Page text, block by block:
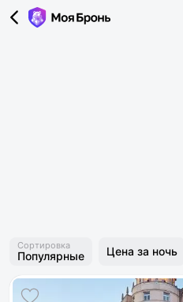
Сортировка
Популярные Цена за ночь